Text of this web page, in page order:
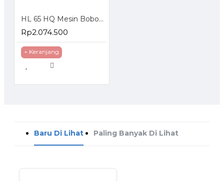
HL 65 HQ Mesin Bobok Beton Demolition Hammer
Rp2.074.500
+ Keranjang
Baru Di Lihat Paling Banyak Di Lihat